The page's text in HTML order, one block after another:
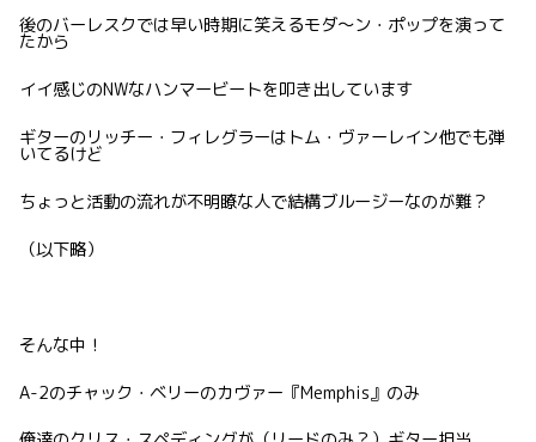
後のバーレスクでは早い時期に笑えるモダ〜ン・ポップを演って
たから
イイ感じのNWなハンマービートを叩き出しています
ギターのリッチー・フィレグラーはトム・ヴァーレイン他でも弾
いてるけど
ちょっと活動の流れが不明瞭な人で結構ブルージーなのが難？
（以下略）
そんな中！
A-2のチャック・ベリーのカヴァー『Memphis』のみ